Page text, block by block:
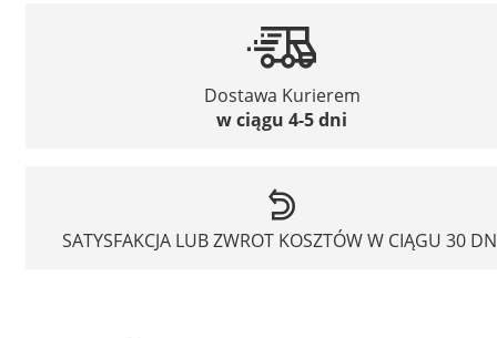
Dostawa Kurierem
w ciągu 4-5 dni
SATYSFAKCJA LUB ZWROT KOSZTÓW W CIĄGU 30